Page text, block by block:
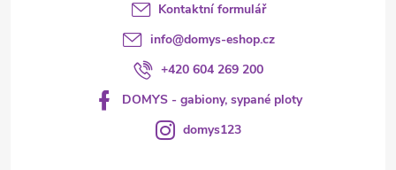
Kontaktní formulář
info@domys-eshop.cz
+420 604 269 200
DOMYS - gabiony, sypané ploty
domys123